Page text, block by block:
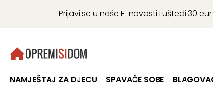
Prijavi se u naše E-novosti i uštedi 30
NAMJEŠTAJ ZA DJECU SPAVAĆE SOBE